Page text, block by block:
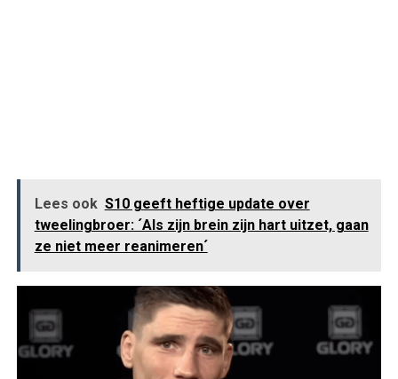
Lees ook S10 geeft heftige update over
tweelingbroer: ´Als zijn brein zijn hart uitzet, gaan
ze niet meer reanimeren´